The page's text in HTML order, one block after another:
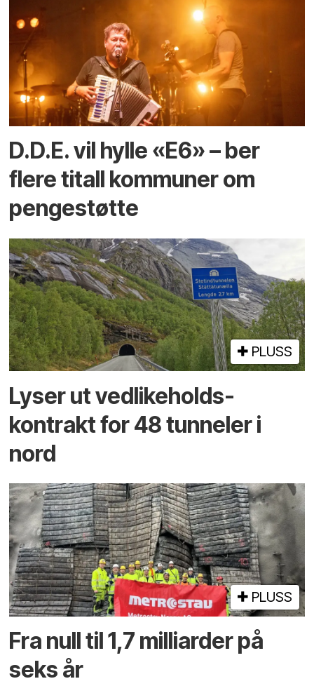
D.D.E. vil hylle «E6» – ber
flere titall kommuner om
pengestøtte
PLUSS
Lyser ut vedlikeholds­
kontrakt for 48 tunneler i
nord
PLUSS
Fra null til 1,7 milliarder på
seks år